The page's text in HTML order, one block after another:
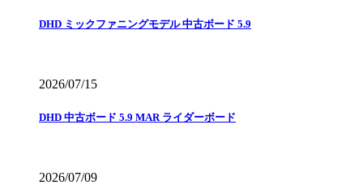
DHD ミックファニングモデル 中古ボード 5.9
2026/07/15
DHD 中古ボード 5.9 MAR ライダーボード
2026/07/09